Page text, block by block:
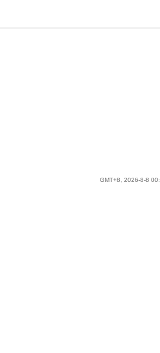
GMT+8, 2026-8-8